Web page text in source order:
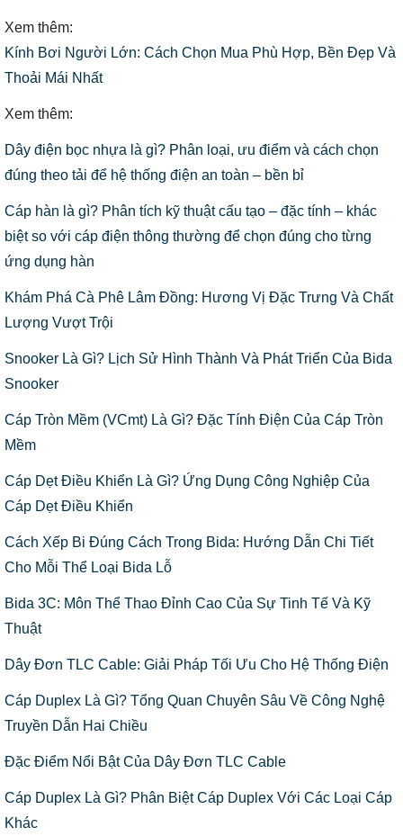
Xem thêm:
Kính Bơi Người Lớn: Cách Chọn Mua Phù Hợp, Bền Đẹp Và
Thoải Mái Nhất
Xem thêm:
Dây điện bọc nhựa là gì? Phân loại, ưu điểm và cách chọn
đúng theo tải để hệ thống điện an toàn – bền bỉ
Cáp hàn là gì? Phân tích kỹ thuật cấu tạo – đặc tính – khác
biệt so với cáp điện thông thường để chọn đúng cho từng
ứng dụng hàn
Khám Phá Cà Phê Lâm Đồng: Hương Vị Đặc Trưng Và Chất
Lượng Vượt Trội
Snooker Là Gì? Lịch Sử Hình Thành Và Phát Triển Của Bida
Snooker
Cáp Tròn Mềm (VCmt) Là Gì? Đặc Tính Điện Của Cáp Tròn
Mềm
Cáp Dẹt Điều Khiển Là Gì? Ứng Dụng Công Nghiệp Của
Cáp Dẹt Điều Khiển
Cách Xếp Bi Đúng Cách Trong Bida: Hướng Dẫn Chi Tiết
Cho Mỗi Thể Loại Bida Lỗ
Bida 3C: Môn Thể Thao Đỉnh Cao Của Sự Tinh Tế Và Kỹ
Thuật
Dây Đơn TLC Cable: Giải Pháp Tối Ưu Cho Hệ Thống Điện
Cáp Duplex Là Gì? Tổng Quan Chuyên Sâu Về Công Nghệ
Truyền Dẫn Hai Chiều
Đặc Điểm Nổi Bật Của Dây Đơn TLC Cable
Cáp Duplex Là Gì? Phân Biệt Cáp Duplex Với Các Loại Cáp
Khác